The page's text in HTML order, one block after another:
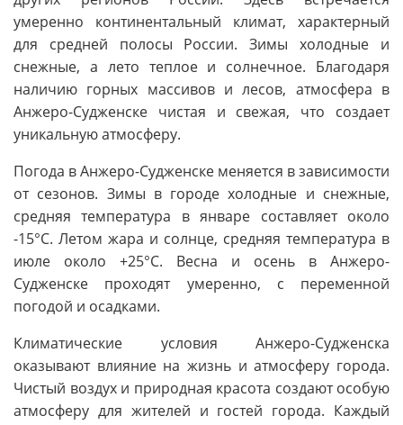
умеренно континентальный климат, характерный
для средней полосы России. Зимы холодные и
снежные, а лето теплое и солнечное. Благодаря
наличию горных массивов и лесов, атмосфера в
Анжеро-Судженске чистая и свежая, что создает
уникальную атмосферу.
Погода в Анжеро-Судженске меняется в зависимости
от сезонов. Зимы в городе холодные и снежные,
средняя температура в январе составляет около
-15°C. Летом жара и солнце, средняя температура в
июле около +25°C. Весна и осень в Анжеро-
Судженске проходят умеренно, с переменной
погодой и осадками.
Климатические условия Анжеро-Судженска
оказывают влияние на жизнь и атмосферу города.
Чистый воздух и природная красота создают особую
атмосферу для жителей и гостей города. Каждый